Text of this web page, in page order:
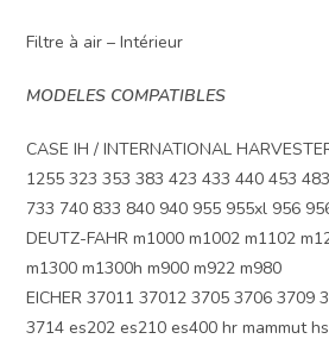
Filtre à air – Intérieur
MODELES COMPATIBLES
CASE IH / INTERNATIONAL
1255 323 353 383 423 433 440 453
733 740 833 840 940 955 955xl 956
DEUTZ-FAHR m1000 m1002 m1102
m1300 m1300h m900 m922 m980
EICHER 37011 37012 3705 3706 3709
3714 es202 es210 es400 hr mammut